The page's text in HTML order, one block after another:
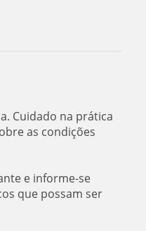
Cuidado na prática
as condições
e informe-se
que possam ser